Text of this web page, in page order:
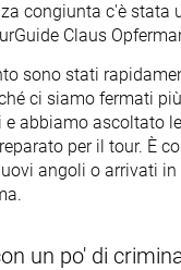
congiunta c'è stata
Claus
sono stati
ci siamo fermati
e abbiamo ascoltato
per il tour. È
angoli o arrivati
un po' di